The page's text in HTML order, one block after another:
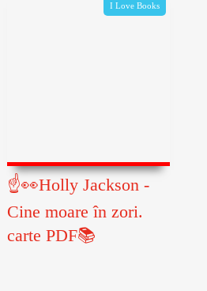
I Love Books
☝👀Holly Jackson -
Cine moare în zori.
carte PDF📚